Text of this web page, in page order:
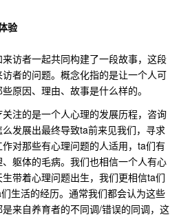
验
访者一起共同构建了一段故事，这段
者的问题。概念化指的是让一个人可
原因、理由、故事是什么样的。
注的是一个人心理的发展历程，咨询
发展出最终导致ta前来见我们，寻求
对那些有心理问题的人适用，ta们有
躯体的毛病。我们也相信一个人有心
带着心理问题出生，我们更相信ta们
生活的经历。通常我们都会认为这些
来自养育者的不同调/错误的同调，这